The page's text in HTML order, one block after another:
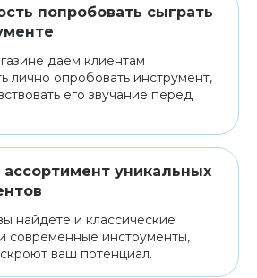
попробовать сыграть
даем клиентам
лично опробовать инструмент,
его звучание перед
уникальных
найдете и классические
современные инструменты,
ваш потенциал.